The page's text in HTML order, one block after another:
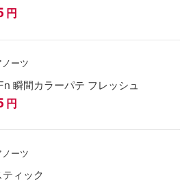
円
ノーツ
瞬間カラーパテ フレッシュ
円
ノーツ
ィック